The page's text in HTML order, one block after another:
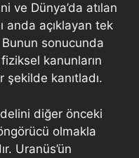
ve Dünya’da atılan
anda açıklayan tek
sonucunda
kanunların
şekilde kanıtladı.
diğer önceki
olmakla
Uranüs’ün